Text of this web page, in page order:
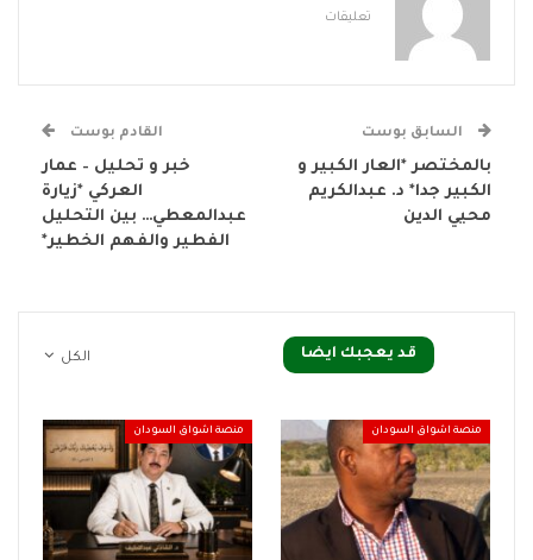
تعليقات
السابق بوست
بالمختصر *العار الكبير و
الكبير جدا* د. عبدالكريم
محيي الدين
القادم بوست
خبر و تحليل – عمار
العركي *زيارة
عبدالمعطي… بين التحليل
الفطير والفهم الخطير*
الكل قد يعجبك ايضا
منصة اشواق السودان منصة اشواق السودان